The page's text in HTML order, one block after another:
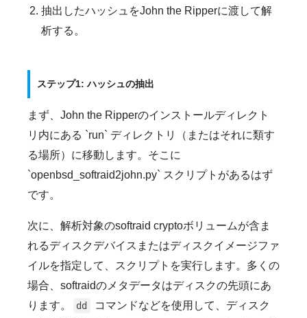
抽出したハッシュをJohn the Ripperに渡して解
析する。
ステップ1: ハッシュの抽出
まず、John the Ripperのインストールディレクト
リ内にある `run` ディレクトリ（またはそれに類す
る場所）に移動します。そこに
`openbsd_softraid2john.py` スクリプトがあるはず
です。
次に、解析対象のsoftraid cryptoボリュームが含ま
れるディスクデバイスまたはディスクイメージファ
イルを指定して、スクリプトを実行します。多くの
場合、softraidのメタデータはディスクの先頭にあ
ります。
dd
コマンドなどを使用して、ディスク